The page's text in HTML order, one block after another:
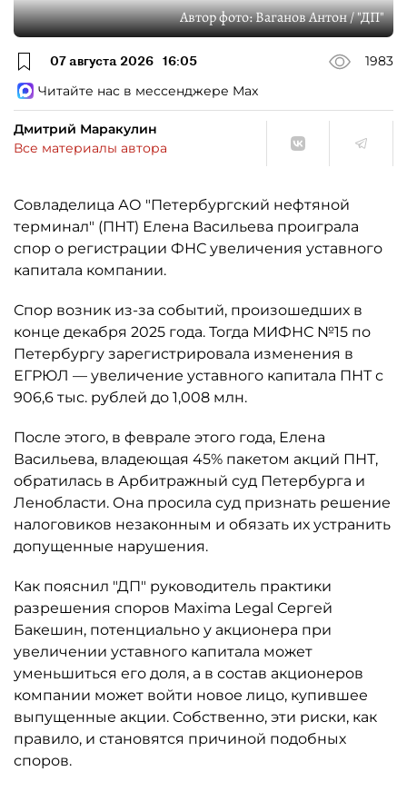
Автор фото:Ваганов Антон / "ДП"
07 августа 2026 16:05
1983
Читайте нас в мессенджере Max
Дмитрий Маракулин
Все материалы автора
Совладелица АО "Петербургский нефтяной
терминал" (ПНТ) Елена Васильева проиграла
спор о регистрации ФНС увеличения уставного
капитала компании.
Спор возник из-за событий, произошедших в
конце декабря 2025 года. Тогда МИФНС №15 по
Петербургу зарегистрировала изменения в
ЕГРЮЛ — увеличение уставного капитала ПНТ с
906,6 тыс. рублей до 1,008 млн.
После этого, в феврале этого года, Елена
Васильева, владеющая 45% пакетом акций ПНТ,
обратилась в Арбитражный суд Петербурга и
Ленобласти. Она просила суд признать решение
налоговиков незаконным и обязать их устранить
допущенные нарушения.
Как пояснил "ДП" руководитель практики
разрешения споров Maxima Legal Сергей
Бакешин, потенциально у акционера при
увеличении уставного капитала может
уменьшиться его доля, а в состав акционеров
компании может войти новое лицо, купившее
выпущенные акции. Собственно, эти риски, как
правило, и становятся причиной подобных
споров.